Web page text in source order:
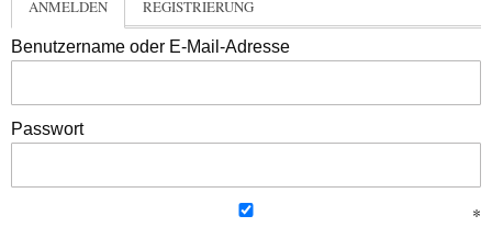
ANMELDEN REGISTRIERUNG
Benutzername oder E-Mail-Adresse
Passwort